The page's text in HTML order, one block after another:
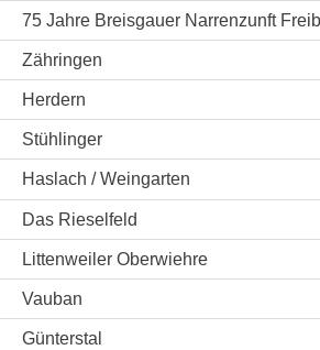
75 Jahre Breisgauer Narrenzunft
Zähringen
Herdern
Stühlinger
Haslach / Weingarten
Das Rieselfeld
Littenweiler Oberwiehre
Vauban
Günterstal